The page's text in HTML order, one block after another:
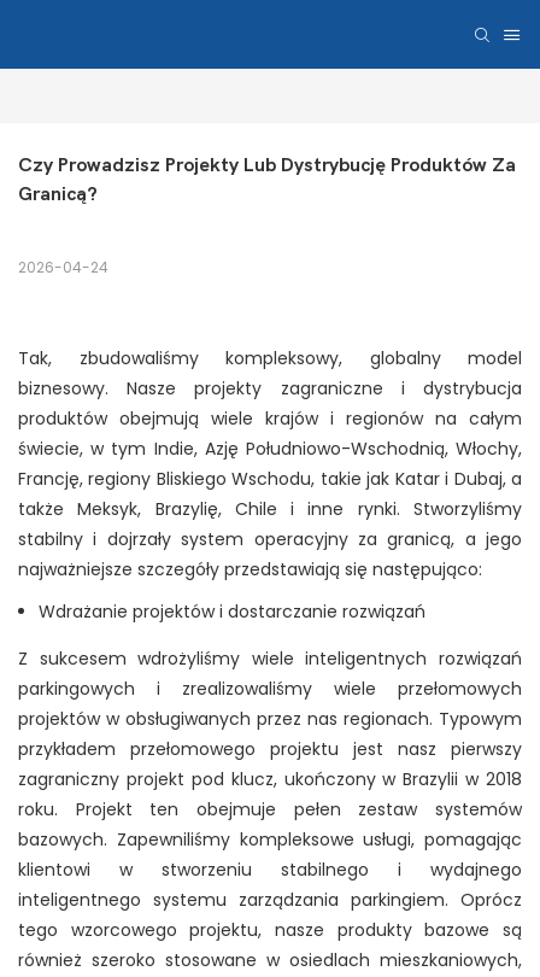
Czy Prowadzisz Projekty Lub Dystrybucję Produktów Za
Granicą?
2026-04-24
Tak, zbudowaliśmy kompleksowy, globalny model
biznesowy. Nasze projekty zagraniczne i dystrybucja
produktów obejmują wiele krajów i regionów na całym
świecie, w tym Indie, Azję Południowo-Wschodnią, Włochy,
Francję, regiony Bliskiego Wschodu, takie jak Katar i Dubaj, a
także Meksyk, Brazylię, Chile i inne rynki. Stworzyliśmy
stabilny i dojrzały system operacyjny za granicą, a jego
najważniejsze szczegóły przedstawiają się następująco:
Wdrażanie projektów i dostarczanie rozwiązań
Z sukcesem wdrożyliśmy wiele inteligentnych rozwiązań
parkingowych i zrealizowaliśmy wiele przełomowych
projektów w obsługiwanych przez nas regionach. Typowym
przykładem przełomowego projektu jest nasz pierwszy
zagraniczny projekt pod klucz, ukończony w Brazylii w 2018
roku. Projekt ten obejmuje pełen zestaw systemów
bazowych. Zapewniliśmy kompleksowe usługi, pomagając
klientowi w stworzeniu stabilnego i wydajnego
inteligentnego systemu zarządzania parkingiem. Oprócz
tego wzorcowego projektu, nasze produkty bazowe są
również szeroko stosowane w osiedlach mieszkaniowych,